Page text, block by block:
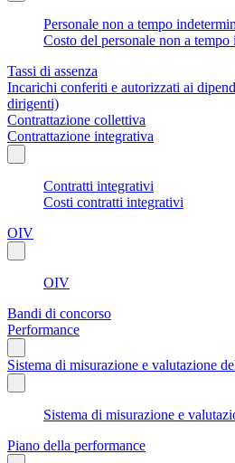
Personale non a tempo
Costo del personale non a tempo
Tassi di assenza
Incarichi conferiti e autorizzati ai
dirigenti)
Contrattazione collettiva
Contrattazione integrativa
Contratti integrativi
Costi contratti integrativi
OIV
OIV
Bandi di concorso
Performance
Sistema di misurazione e valutazione
Sistema di misurazione e
Piano della performance